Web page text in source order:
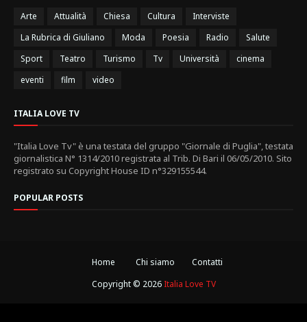
Arte Attualità Chiesa Cultura
Interviste
La Rubrica di Giuliano
Moda Poesia Radio
Salute
Sport
Teatro Turismo Tv Università
cinema
eventi
film video
ITALIA LOVE TV
"Italia Love Tv" è una testata del gruppo "Giornale di Puglia", testata
giornalistica N° 1314/2010 registrata al Trib. Di Bari il 06/05/2010. Sito
registrato su Copyright House ID n°329155544.
POPULAR POSTS
Home Chi siamo
Contatti
Copyright © 2026 Italia Love TV